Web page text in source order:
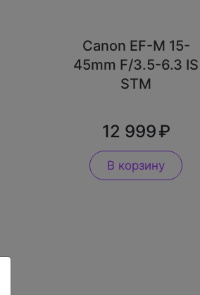
Canon EF-M 15-
45mm F/3.5-6.3 IS
STM
12 999
В корзину